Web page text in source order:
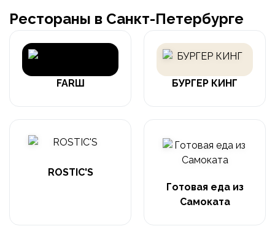
Рестораны в Санкт-Петербурге
FARШ БУРГЕР КИНГ
ROSTIC'S
Готовая еда из
Самоката